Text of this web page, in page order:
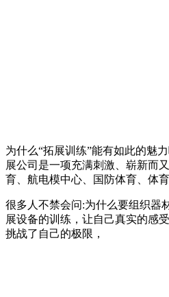
为什么“拓展训练”能有如此的魅
展公司是一项充满刺激、崭新而
育、航电模中心、国防体育、体
很多人不禁会问:为什么要组织器
展设备的训练，让自己真实的感
挑战了自己的极限，